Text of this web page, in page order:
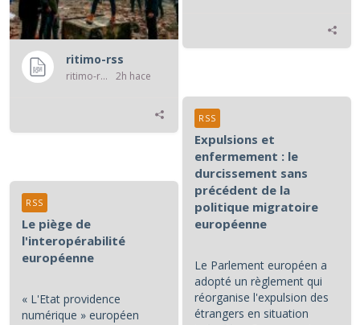
ritimo-rss
ritimo-rss 2h hace
Expulsions et
enfermement : le
durcissement sans
précédent de la
politique migratoire
européenne
Le Parlement européen a
adopté un règlement qui
réorganise l'expulsion des
étrangers en situation
RSS
Le piège de
l'interopérabilité
européenne
« L'Etat providence
numérique » européen
RSS